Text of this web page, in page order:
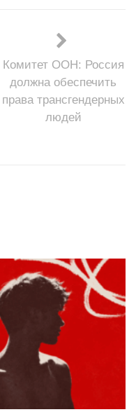
Комитет ООН: Россия
должна обеспечить
права трансгендерных
людей